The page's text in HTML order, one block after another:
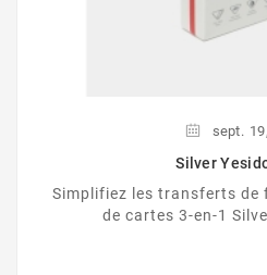
sept. 19,
Silver
Simplifiez les transferts de
de cartes 3-en-1